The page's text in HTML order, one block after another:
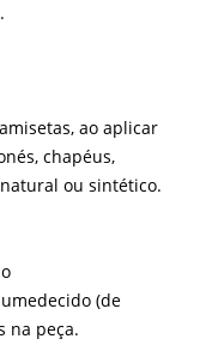
ao aplicar
chapéus,
ou sintético.
(de
na peça.